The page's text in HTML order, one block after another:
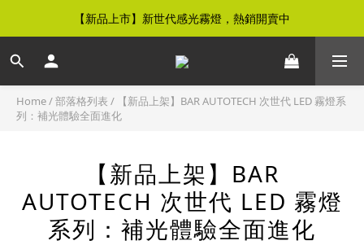
【免運優惠】全館滿$500元即享免運優惠
【免運優惠】全館滿$500元即享免運優惠
Home/部落格列表 /
【新品上架】BAR AUTOTECH 次世代 LED 霧燈系
列：補光體驗全面進化
【新品上架】BAR
AUTOTECH 次世代 LED 霧燈
系列：補光體驗全面進化